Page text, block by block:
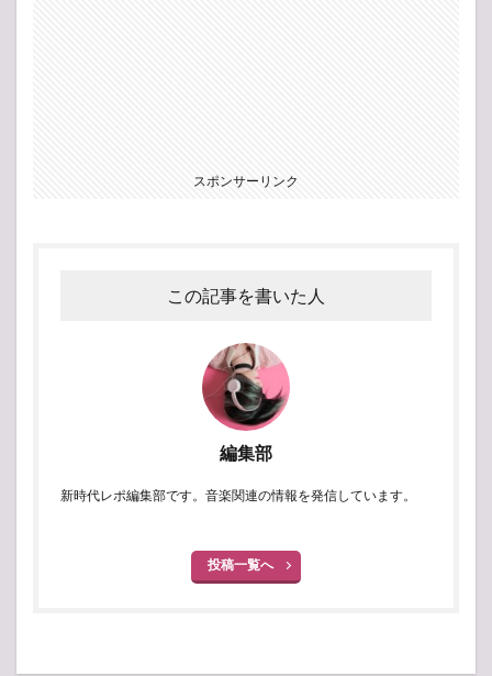
スポンサーリンク
この記事を書いた人
編集部
新時代レポ編集部です。音楽関連の情報を発信しています。
投稿一覧へ